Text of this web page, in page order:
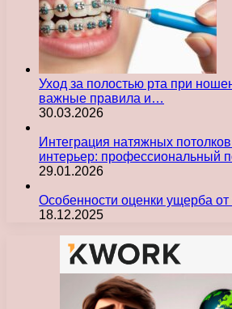
Уход за полостью рта при
важные правила и…
30.03.2026
Интеграция натяжных
интерьер: профессиональный
29.01.2026
Особенности оценки ущерба от
18.12.2025